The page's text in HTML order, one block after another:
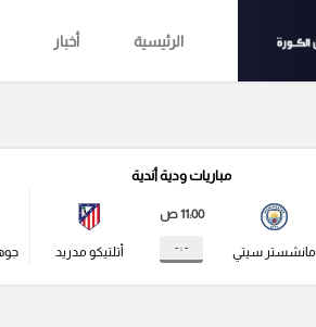
الرئيسية أخبار
مباريات ودية أندية
مانشستر سيتي
11:00 ص
- : - أتلتيكو مدريد